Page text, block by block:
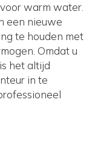
warm water.
een nieuwe
te houden met
Omdat u
het altijd
in te